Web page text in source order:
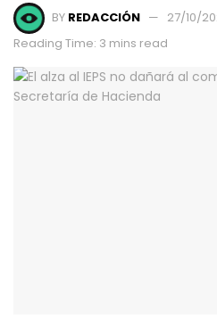
BY REDACCIÓN
27/10/
Reading Time: 3 mins read